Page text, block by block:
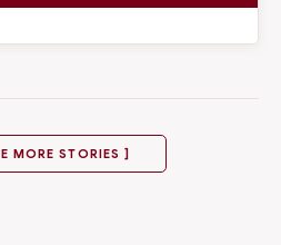
MORE STORIES ]